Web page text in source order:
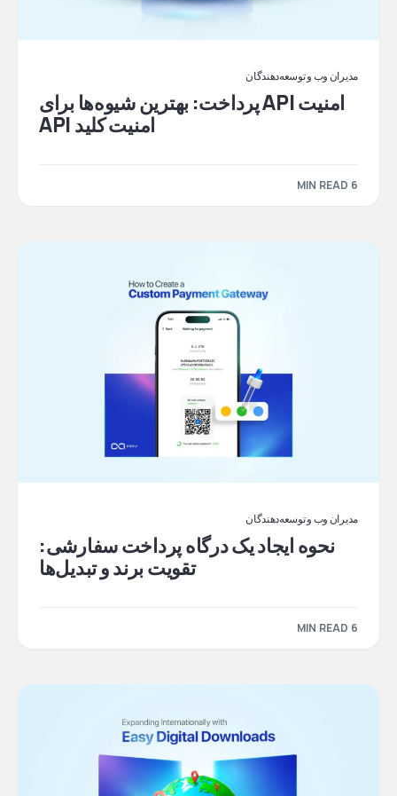
مدیران وب و توسعه‌دهندگان
امنیت API پرداخت: بهترین شیوه‌ها برای
امنیت کلید API
6 MIN READ
مدیران وب و توسعه‌دهندگان
نحوه ایجاد یک درگاه پرداخت سفارشی:
تقویت برند و تبدیل‌ها
6 MIN READ